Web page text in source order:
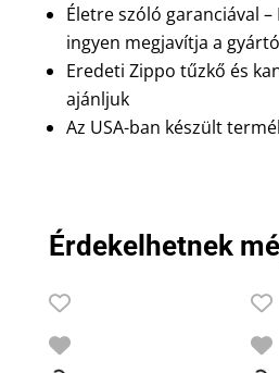
Életre szóló garanciával –
ingyen megjavítja a gyártó
Eredeti Zippo tűzkő és
ajánljuk
Az USA-ban készült
Érdekelhetnek